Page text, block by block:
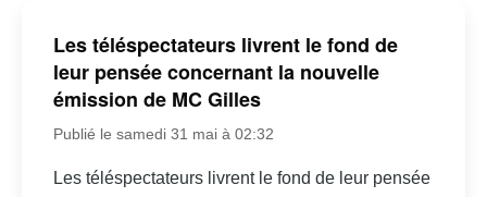
Les téléspectateurs livrent le fond de
leur pensée concernant la nouvelle
émission de MC Gilles
Publié le samedi 31 mai à 02:32
Les téléspectateurs livrent le fond de leur pensée